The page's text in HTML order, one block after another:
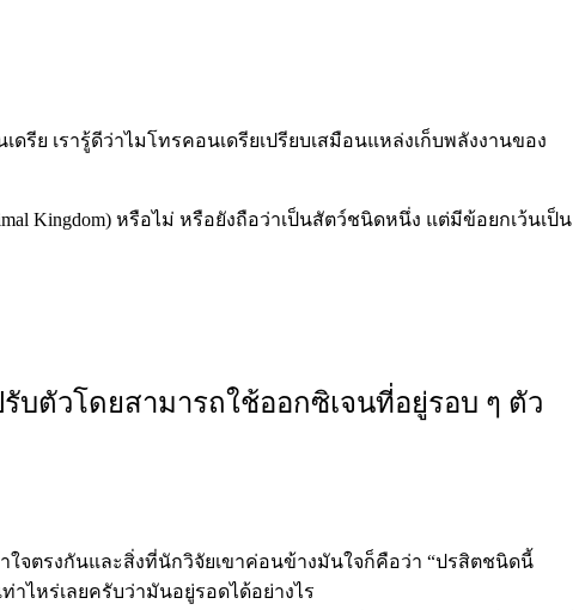
ย เรารู้ดีว่าไมโทรคอนเดรียเปรียบเสมือนแหล่งเก็บพลังงานของ
Kingdom) หรือไม่ หรือยังถือว่าเป็นสัตว์ชนิดหนึ่ง แต่มีข้อยกเว้นเป็น
บตัวโดยสามารถใช้ออกซิเจนที่อยู่รอบ ๆ ตัว
าใจตรงกันและสิ่งที่นักวิจัยเขาค่อนข้างมันใจก็คือว่า “ปรสิตชนิดนี้
าไหร่เลยครับว่ามันอยู่รอดได้อย่างไร